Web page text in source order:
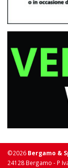
©2026 Bergamo &
24128 Bergamo - P